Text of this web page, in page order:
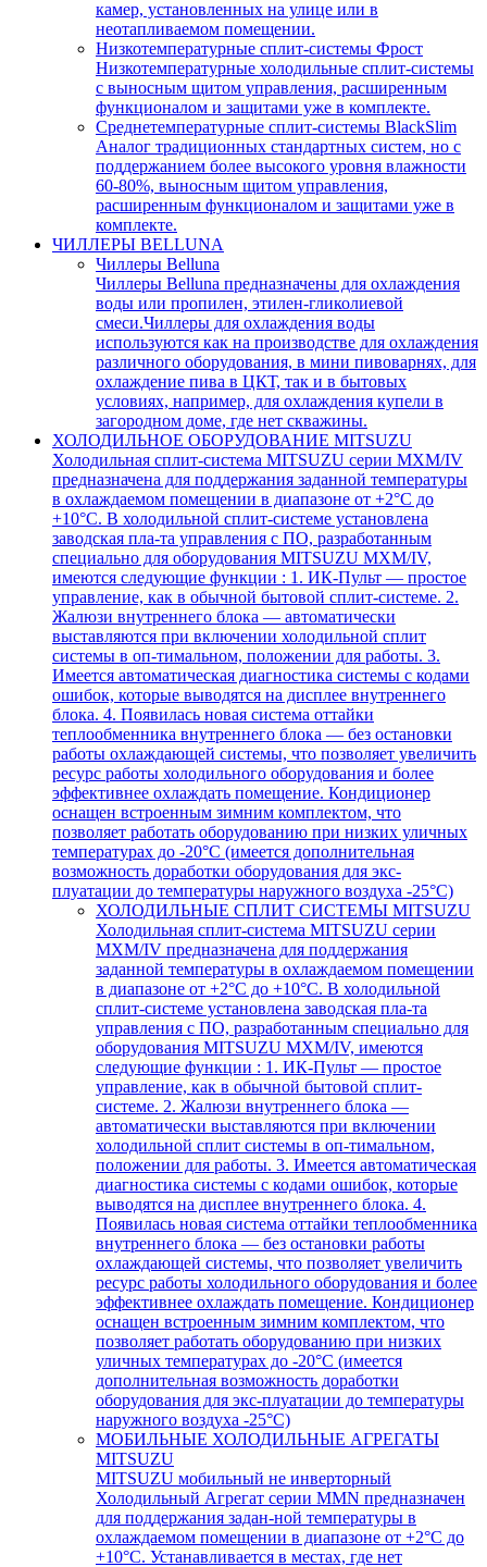
камер, установленных на улице или в
неотапливаемом помещении.
Низкотемпературные сплит-системы Фрост
Низкотемпературные холодильные сплит-системы
с выносным щитом управления, расширенным
функционалом и защитами уже в комплекте.
Среднетемпературные сплит-системы BlackSlim
Аналог традиционных стандартных систем, но с
поддержанием более высокого уровня влажности
60-80%, выносным щитом управления,
расширенным функционалом и защитами уже в
комплекте.
ЧИЛЛЕРЫ BELLUNA
Чиллеры Belluna
Чиллеры Belluna предназначены для охлаждения
воды или пропилен, этилен-гликолиевой
смеси.Чиллеры для охлаждения воды
используются как на производстве для охлаждения
различного оборудования, в мини пивоварнях, для
охлаждение пива в ЦКТ, так и в бытовых
условиях, например, для охлаждения купели в
загородном доме, где нет скважины.
ХОЛОДИЛЬНОЕ ОБОРУДОВАНИЕ MITSUZU
Холодильная сплит-система MITSUZU серии MXM/IV
предназначена для поддержания заданной температуры
в охлаждаемом помещении в диапазоне от +2°С до
+10°С. В холодильной сплит-системе установлена
заводская пла-та управления с ПО, разработанным
специально для оборудования MITSUZU MXM/IV,
имеются следующие функции : 1. ИК-Пульт — простое
управление, как в обычной бытовой сплит-системе. 2.
Жалюзи внутреннего блока — автоматически
выставляются при включении холодильной сплит
системы в оп-тимальном, положении для работы. 3.
Имеется автоматическая диагностика системы с кодами
ошибок, которые выводятся на дисплее внутреннего
блока. 4. Появилась новая система оттайки
теплообменника внутреннего блока — без остановки
работы охлаждающей системы, что позволяет увеличить
ресурс работы холодильного оборудования и более
эффективнее охлаждать помещение. Кондиционер
оснащен встроенным зимним комплектом, что
позволяет работать оборудованию при низких уличных
температурах до -20°С (имеется дополнительная
возможность доработки оборудования для экс-
плуатации до температуры наружного воздуха -25°С)
ХОЛОДИЛЬНЫЕ СПЛИТ СИСТЕМЫ MITSUZU
Холодильная сплит-система MITSUZU серии
MXM/IV предназначена для поддержания
заданной температуры в охлаждаемом помещении
в диапазоне от +2°С до +10°С. В холодильной
сплит-системе установлена заводская пла-та
управления с ПО, разработанным специально для
оборудования MITSUZU MXM/IV, имеются
следующие функции : 1. ИК-Пульт — простое
управление, как в обычной бытовой сплит-
системе. 2. Жалюзи внутреннего блока —
автоматически выставляются при включении
холодильной сплит системы в оп-тимальном,
положении для работы. 3. Имеется автоматическая
диагностика системы с кодами ошибок, которые
выводятся на дисплее внутреннего блока. 4.
Появилась новая система оттайки теплообменника
внутреннего блока — без остановки работы
охлаждающей системы, что позволяет увеличить
ресурс работы холодильного оборудования и более
эффективнее охлаждать помещение. Кондиционер
оснащен встроенным зимним комплектом, что
позволяет работать оборудованию при низких
уличных температурах до -20°С (имеется
дополнительная возможность доработки
оборудования для экс-плуатации до температуры
наружного воздуха -25°С)
МОБИЛЬНЫЕ ХОЛОДИЛЬНЫЕ АГРЕГАТЫ
MITSUZU
MITSUZU мобильный не инверторный
Холодильный Агрегат серии MMN предназначен
для поддержания задан-ной температуры в
охлаждаемом помещении в диапазоне от +2°С до
+10°С. Устанавливается в местах, где нет